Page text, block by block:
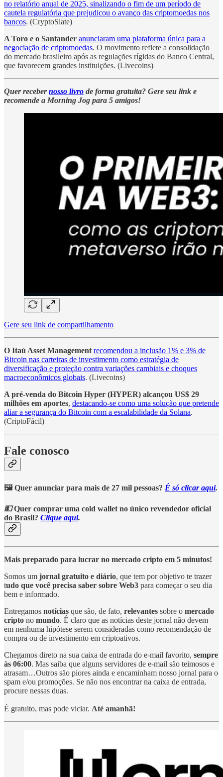
no relatório anual de 2025, sinalizando o fim de um período de
cautela regulatória que prejudicou o avanço das criptomoedas nos
bancos. (CryptoSlate)
A Toro e o Santander anunciaram uma plataforma única para a
negociação de criptomoedas. O movimento reflete a consolidação
do mercado brasileiro após as regulações rígidas do Banco Central,
que favorecem grandes instituições. (Livecoins)
Quer recebernosso livro de forma gratuita? Gere seu link e
recomende a Morning Jog para 5 amigos!
Gere seu link de compartilhamento
O Itaú Asset Management recomendou a inclusão 1% e 3% de
Bitcoin nas carteiras de investimento como estratégia de
diversificação e proteção contra variações cambiais e choques
macroeconômicos globais. (Livecoins)
A pré-venda do Bitcoin Hyper (HYPER) alcançou US$ 29
milhões em aportes, destacando-se como uma solução que pretende
aliar a segurança do Bitcoin com a escalabilidade da Solana.
(CriptoFácil)
Fale conosco
🖼️ Quer anunciar para mais de 27 mil pessoas? É só clicar aqui.
💵Quer comprar uma cold wallet no único revendedor oficial
do Brasil? Clique aqui.
Mais preparado para lucrar no mercado cripto em 5 minutos!
Somos um jornal gratuito e diário, que tem por objetivo te trazer
tudo que você precisa saber sobre Web3 para começar o seu dia
bem e informado.
Entregamos notícias que são, de fato, relevantes sobre o mercado
cripto no mundo. É claro que as notícias deste jornal não devem
em nenhuma hipótese serem consideradas como recomendação de
compra ou de investimento em criptoativos.
Chegamos direto na sua caixa de entrada do e-mail favorito, sempre
às 06:00. Mas saiba que alguns servidores de e-mail são teimosos e
atrasam…Outros são piores ainda e encaminham nosso jornal para o
spam e/ou promoções. Se não nos encontrar na caixa de entrada,
procure nessas duas.
É gratuito, mas pode viciar. Até amanhã!